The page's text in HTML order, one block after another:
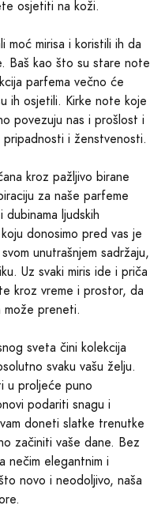
osjetiti na koži.
moć mirisa i koristili ih da
Baš kao što su stare note
parfema večno će
ih osjetili. Kirke note koje
povezuju nas i prošlost i
i ženstvenosti.
kroz pažljivo birane
za naše parfeme
ljudskih
donosimo pred vas je
unutrašnjem sadržaju,
Uz svaki miris ide i priča
kroz vreme i prostor, da
može preneti.
sveta čini kolekcija
svaku vašu želju.
u proljeće puno
podariti snagu i
doneti slatke trenutke
začiniti vaše dane. Bez
elegantnim i
novo i neodoljivo, naša